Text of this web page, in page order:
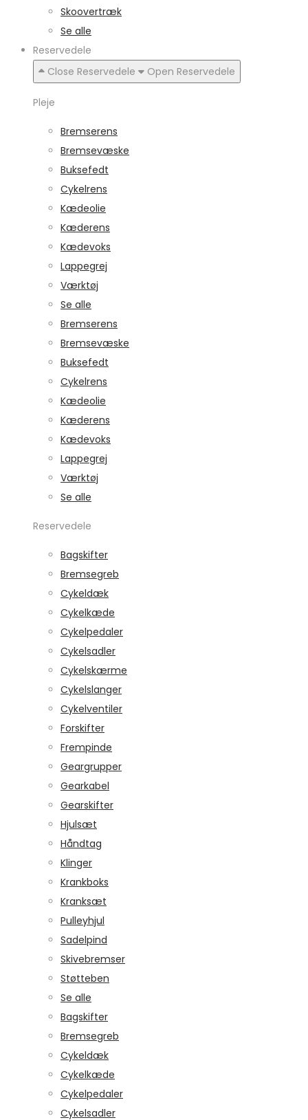
Skoovertræk
Se alle
Reservedele
Close Reservedele
Open Reservedele
Pleje
Bremserens
Bremsevæske
Buksefedt
Cykelrens
Kædeolie
Kæderens
Kædevoks
Lappegrej
Værktøj
Se alle
Bremserens
Bremsevæske
Buksefedt
Cykelrens
Kædeolie
Kæderens
Kædevoks
Lappegrej
Værktøj
Se alle
Reservedele
Bagskifter
Bremsegreb
Cykeldæk
Cykelkæde
Cykelpedaler
Cykelsadler
Cykelskærme
Cykelslanger
Cykelventiler
Forskifter
Frempinde
Geargrupper
Gearkabel
Gearskifter
Hjulsæt
Håndtag
Klinger
Krankboks
Kranksæt
Pulleyhjul
Sadelpind
Skivebremser
Støtteben
Se alle
Bagskifter
Bremsegreb
Cykeldæk
Cykelkæde
Cykelpedaler
Cykelsadler